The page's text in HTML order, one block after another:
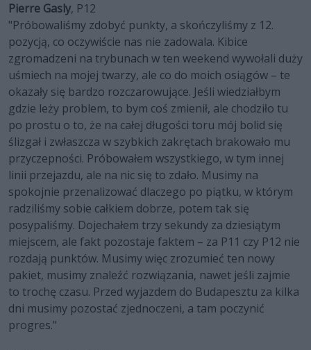
Pierre Gasly, P12
"Próbowaliśmy zdobyć punkty, a skończyliśmy z 12.
pozycją, co oczywiście nas nie zadowala. Kibice
zgromadzeni na trybunach w ten weekend wywołali duży
uśmiech na mojej twarzy, ale co do moich osiągów – te
okazały się bardzo rozczarowujące. Jeśli wiedziałbym
gdzie leży problem, to bym coś zmienił, ale chodziło tu
po prostu o to, że na całej długości toru mój bolid się
ślizgał i zwłaszcza w szybkich zakrętach brakowało mu
przyczepności. Próbowałem wszystkiego, w tym innej
linii przejazdu, ale na nic się to zdało. Musimy na
spokojnie przenalizować dlaczego po piątku, w którym
radziliśmy sobie całkiem dobrze, potem tak się
posypaliśmy. Dojechałem trzy sekundy za dziesiątym
miejscem, ale fakt pozostaje faktem – za P11 czy P12 nie
rozdają punktów. Musimy więc zrozumieć ten nowy
pakiet, musimy znaleźć rozwiązania, nawet jeśli zajmie
to trochę czasu. Przed wyjazdem do Budapesztu za kilka
dni musimy pozostać zjednoczeni, a tam poczynić
progres."